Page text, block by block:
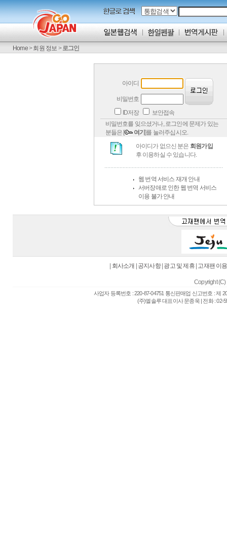
Home>회원 정보 >로그인
아이디
비밀번호
ID저장
보안접속
비밀번호를 잊으셨거나, 로그인에 문제가 있는
분들은 [
여기]를 눌러주십시오.
아이디가 없으신 분은 회원가입
후 이용하실 수 있습니다.
웹 번역 서비스 재개 안내
서버장애로 인한 웹 번역 서비스
이용 불가 안내
회사소개 공지사항| 광고 및 제휴| 고재팬 이
Copyright (C)
사업자 등록번호 : 220-87-04751 통신판매업 신고번호 : 제
(주)엘솔루 대표이사 문종욱 | 전화 : 02-